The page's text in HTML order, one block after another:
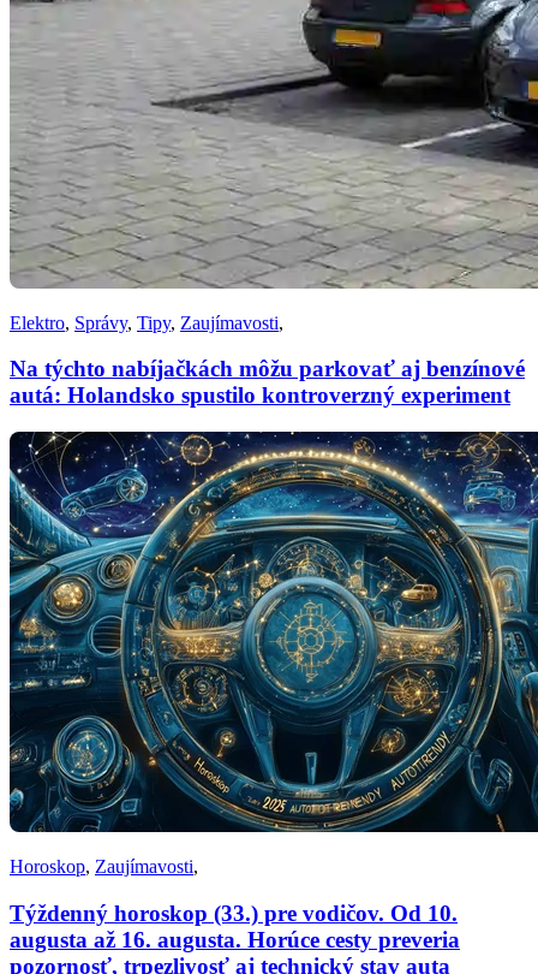
Elektro, Správy, Tipy, Zaujímavosti,
Na týchto nabíjačkách môžu parkovať aj benzínové
autá: Holandsko spustilo kontroverzný experiment
Horoskop, Zaujímavosti,
Týždenný horoskop (33.) pre vodičov. Od 10.
augusta až 16. augusta. Horúce cesty preveria
pozornosť, trpezlivosť aj technický stav auta